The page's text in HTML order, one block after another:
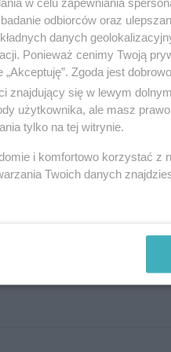
które nie rozumie
robienia prac z techniki
do szkoły to
, ileż można tego znieść
porozmawiac,
z powołania w
i zmieńcie prace albo
odbiorców oraz
danych
Ponieważ cenimy Twoją
Zgoda jest
znajdujący się w lewym
użytkownika, ale masz
tylko na tej witrynie.
i komfortowo korzystać z
Twoich danych